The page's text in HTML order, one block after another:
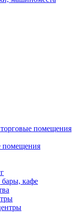
помещения
помещения
бары, кафе